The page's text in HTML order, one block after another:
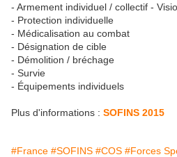
- Armement individuel / collectif -
- Protection individuelle
- Médicalisation au combat
- Désignation de cible
- Démolition / bréchage
- Survie
- Équipements individuels
Plus d'informations : SOFINS 2015
#France #SOFINS #COS #Forces